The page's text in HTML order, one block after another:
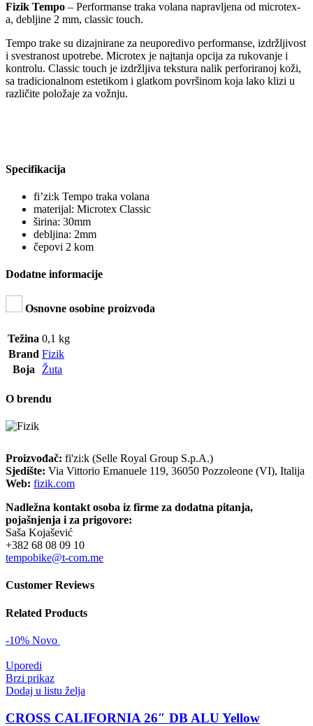
Fizik Tempo – Performanse traka volana napravljena od microtex-
a, debljine 2 mm, classic touch.
Tempo trake su dizajnirane za neuporedivo performanse, izdržljivost
i svestranost upotrebe. Microtex je najtanja opcija za rukovanje i
kontrolu. Classic touch je izdržljiva tekstura nalik perforiranoj koži,
sa tradicionalnom estetikom i glatkom površinom koja lako klizi u
različite položaje za vožnju.
Specifikacija
fi’zi:k Tempo traka volana
materijal: Microtex Classic
širina: 30mm
debljina: 2mm
čepovi 2 kom
Dodatne informacije
Osnovne osobine proizvoda
Težina 0,1 kg
Brand Fizik
Boja
Žuta
O brendu
Proizvođač: fi'zi:k (Selle Royal Group S.p.A.)
Sjedište: Via Vittorio Emanuele 119, 36050 Pozzoleone (VI), Italija
Web: fizik.com
Nadležna kontakt osoba iz firme za dodatna pitanja,
pojašnjenja i za prigovore:
Saša Kojašević
+382 68 08 09 10
tempobike@t-com.me
Customer Reviews
Related Products
-10% Novo
Uporedi
Brzi prikaz
Dodaj u listu želja
CROSS CALIFORNIA 26″ DB ALU Yellow